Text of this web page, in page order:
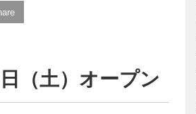
（土）オープン